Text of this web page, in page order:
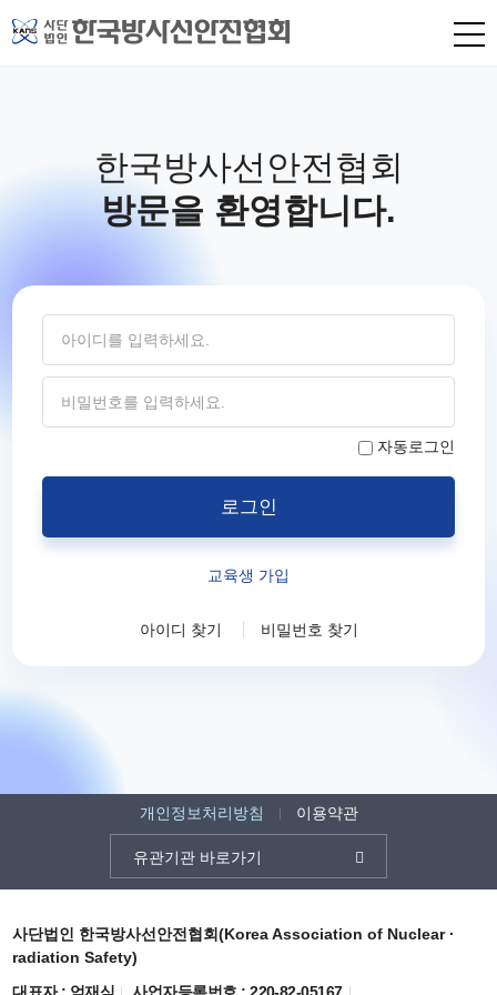
단
컨
한국방사선안전협회
방문을 환영합니다.
자동로그인
로그인
교육생 가입
아이디 찾기 비밀번호 찾기
개인정보처리방침 이용약관
유관기관 바로가기 
사단법인 한국방사선안전협회(Korea Association of Nuclear ·
radiation Safety)